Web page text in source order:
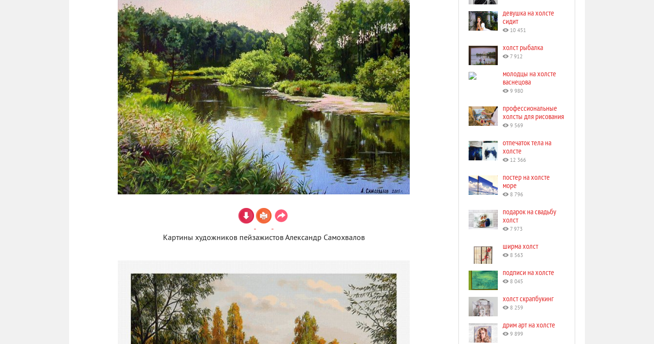
Картины художников пейзажистов Александр Самохвалов
девушка на холсте
сидит
10 451
холст рыбалка
7 912
молодцы на холсте
васнецова
9 980
профессиональные
холсты для рисования
9 569
отпечаток тела на
холсте
12 366
постер на холсте
море
8 796
подарок на свадьбу
холст
7 973
ширма холст
8 563
подписи на холсте
8 045
холст скрапбукинг
8 259
дрим арт на холсте
9 899